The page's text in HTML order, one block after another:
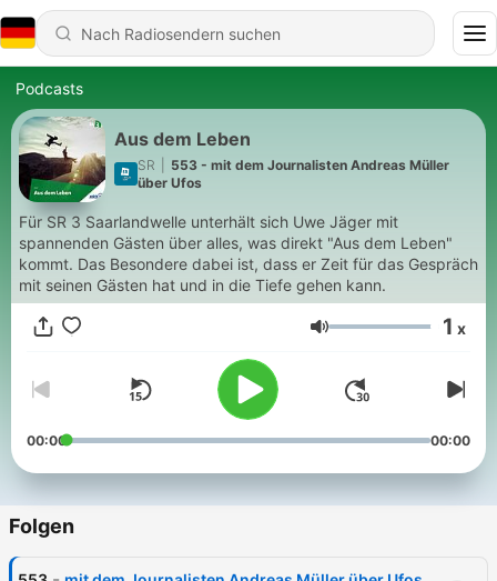
Podcasts
Aus dem Leben
SR
553 - mit dem Journalisten Andreas Müller
über Ufos
Für SR 3 Saarlandwelle unterhält sich Uwe Jäger mit
spannenden Gästen über alles, was direkt "Aus dem Leben"
kommt. Das Besondere dabei ist, dass er Zeit für das Gespräch
mit seinen Gästen hat und in die Tiefe gehen kann.
Lautstärke 1 x
00:00 00:00
Folgen